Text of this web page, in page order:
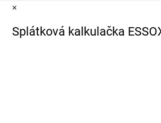
×
Splátková kalkulačka